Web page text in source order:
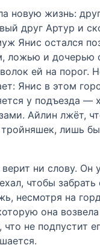
новую жизнь:
друг Артур и
Янис остался
ложью и дочерью
ей на порог.
Янис в этом
у подъезда —
Айлин лжёт,
лишь
ни слову. Он
чтобы
несмотря на
она
что не подпустит